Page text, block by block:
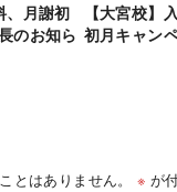
、月謝初
のお知ら
【大宮校】
初月キャン
とはありません。 ※ が